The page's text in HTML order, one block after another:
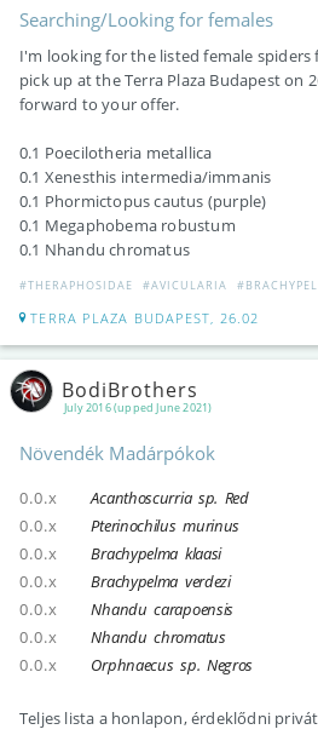
Searching/Looking for females
I'm looking for the listed female
pick up at the Terra Plaza Budapest on
forward to your offer.
0.1 Poecilotheria metallica
0.1 Xenesthis intermedia/immanis
0.1 Phormictopus cautus (purple)
0.1 Megaphobema robustum
0.1 Nhandu chromatus
#THERAPHOSIDAE #AVICULARIA
TERRA PLAZA BUDAPEST, 26.02
July 2016 (upped June 2021)
BodiBrothers
Növendék Madárpókok
0.0.x Acanthoscurria sp. Red
0.0.x
Pterinochilus murinus
0.0.x
Brachypelma klaasi
0.0.x
Brachypelma verdezi
0.0.x
Nhandu carapoensis
0.0.x
Nhandu chromatus
0.0.x
Orphnaecus sp. Negros
Teljes lista a honlapon, érdeklődni